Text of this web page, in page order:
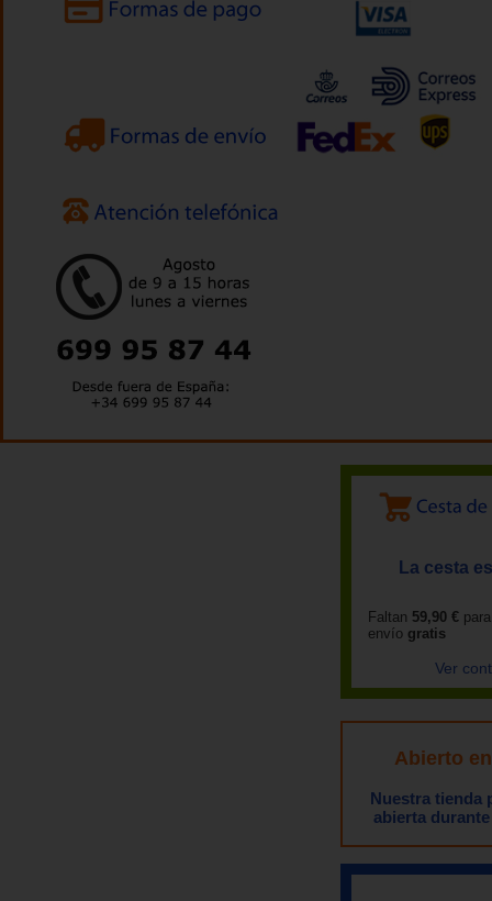
La cesta
Faltan 59,90 €
envío gratis
Ver
Abierto
Nuestra tienda
abierta